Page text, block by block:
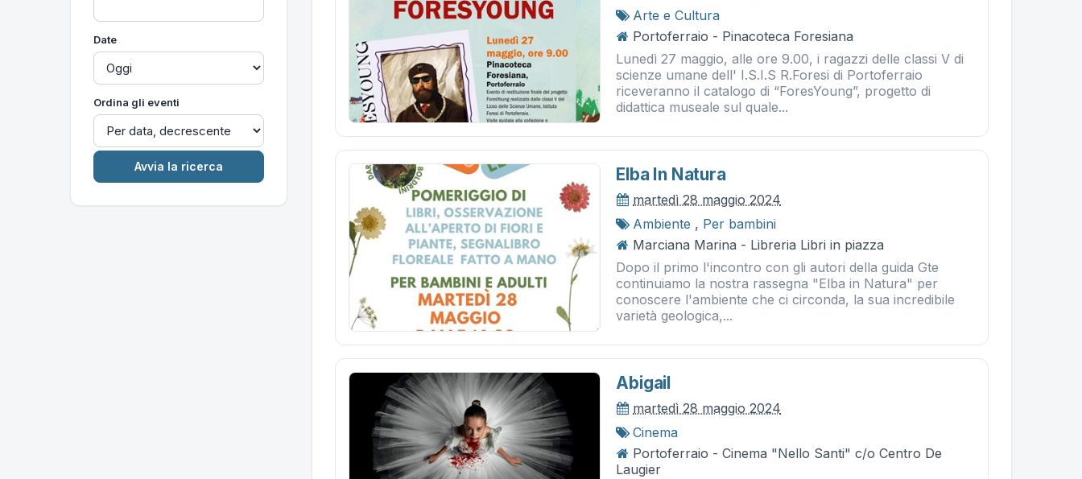
Date
Ordina gli eventi
Arte e Cultura
Portoferraio - Pinacoteca Foresiana
Lunedì 27 maggio, alle ore 9.00, i ragazzi delle classi V di
scienze umane dell' I.S.I.S R.Foresi di Portoferraio
riceveranno il catalogo di “ForesYoung”, progetto di
didattica museale sul quale...
Elba In Natura
martedì 28 maggio 2024
Ambiente , Per bambini
Marciana Marina - Libreria Libri in piazza
Dopo il primo l'incontro con gli autori della guida Gte
continuiamo la nostra rassegna "Elba in Natura" per
conoscere l'ambiente che ci circonda, la sua incredibile
varietà geologica,...
Abigail
martedì 28 maggio 2024
Cinema
Portoferraio - Cinema "Nello Santi" c/o Centro De
Laugier